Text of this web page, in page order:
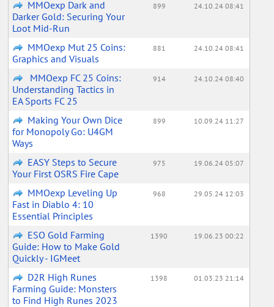
MMOexp Dark and
Darker Gold: Securing Your
Loot Mid-Run
899 24.10.24 08:41
MMOexp Mut 25 Coins:
Graphics and Visuals
881 24.10.24 08:41
MMOexp FC 25 Coins:
Understanding Tactics in
EA Sports FC 25
914 24.10.24 08:40
Making Your Own Dice
for Monopoly Go: U4GM
Ways
899 10.09.24 11:27
EASY Steps to Secure
Your First OSRS Fire Cape
975 19.06.24 05:07
MMOexp Leveling Up
Fast in Diablo 4: 10
Essential Principles
968 29.05.24 12:03
ESO Gold Farming
Guide: How to Make Gold
Quickly - IGMeet
1390 19.06.23 00:22
D2R High Runes
Farming Guide: Monsters
to Find High Runes 2023
1398 01.03.23 21:14